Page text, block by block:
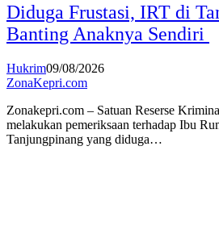
Diduga Frustasi, IRT di
Banting Anaknya Sendiri
Hukrim09/08/2026
ZonaKepri.com
Zonakepri.com – Satuan Reserse
melakukan pemeriksaan terhadap Ibu
Tanjungpinang yang diduga…